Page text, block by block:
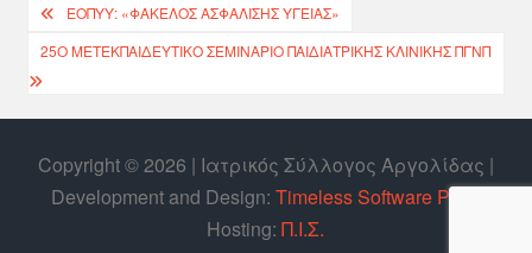
ΕΟΠΥΥ: «ΦΆΚΕΛΟΣ ΑΣΦΆΛΙΣΗΣ ΥΓΕΊΑΣ»
25Ο ΜΕΤΕΚΠΑΙΔΕΥΤΙΚΌ ΣΕΜΙΝΆΡΙΟ ΠΑΙΔΙΑΤΡΙΚΉΣ ΚΛΙΝΙΚΉΣ ΠΓΝΠ
Copyright © 2026 | Ιατρικός Σύλλογος Αργολίδας |
Develοpment and Design: Timeless Software P.C.|
Hosting:Π.Ι.Σ.